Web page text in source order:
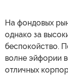
На фондовых
однако за
беспокойство.
волне эйфории
отличных